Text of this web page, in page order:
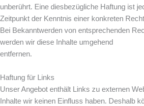
unberührt. Eine diesbezügliche Haftung ist
Zeitpunkt der Kenntnis einer konkreten
Bei Bekanntwerden von entsprechenden
werden wir diese Inhalte umgehend
entfernen.
Haftung für Links
Unser Angebot enthält Links zu externen
Inhalte wir keinen Einfluss haben. Deshalb